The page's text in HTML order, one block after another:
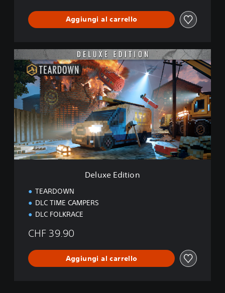
Aggiungi al carrello
D
e
l
u
x
e
E
i
t
i
o
Deluxe Edition
TEARDOWN
DLC TIME CAMPERS
DLC FOLKRACE
CHF 39.90
Aggiungi al carrello